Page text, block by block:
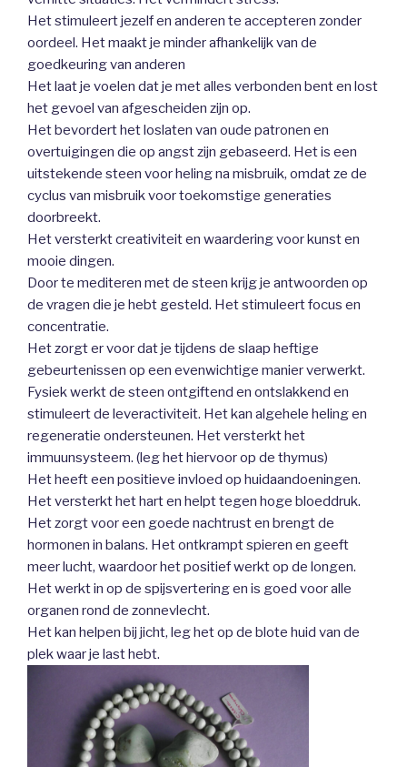
Het stimuleert jezelf en anderen te accepteren zonder
oordeel. Het maakt je minder afhankelijk van de
goedkeuring van anderen
Het laat je voelen dat je met alles verbonden bent en lost
het gevoel van afgescheiden zijn op.
Het bevordert het loslaten van oude patronen en
overtuigingen die op angst zijn gebaseerd. Het is een
uitstekende steen voor heling na misbruik, omdat ze de
cyclus van misbruik voor toekomstige generaties
doorbreekt.
Het versterkt creativiteit en waardering voor kunst en
mooie dingen.
Door te mediteren met de steen krijg je antwoorden op
de vragen die je hebt gesteld. Het stimuleert focus en
concentratie.
Het zorgt er voor dat je tijdens de slaap heftige
gebeurtenissen op een evenwichtige manier verwerkt.
Fysiek werkt de steen ontgiftend en ontslakkend en
stimuleert de leveractiviteit. Het kan algehele heling en
regeneratie ondersteunen. Het versterkt het
immuunsysteem. (leg het hiervoor op de thymus)
Het heeft een positieve invloed op huidaandoeningen.
Het versterkt het hart en helpt tegen hoge bloeddruk.
Het zorgt voor een goede nachtrust en brengt de
hormonen in balans. Het ontkrampt spieren en geeft
meer lucht, waardoor het positief werkt op de longen.
Het werkt in op de spijsvertering en is goed voor alle
organen rond de zonnevlecht.
Het kan helpen bij jicht, leg het op de blote huid van de
plek waar je last hebt.